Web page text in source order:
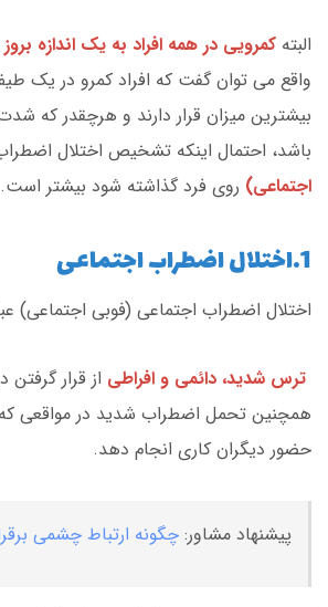
البته کمرویی در همه افراد به یک اندازه
واقع می توان گفت که افراد کمرو در یک
بیشترین میزان قرار دارند و هرچقدر که
باشد، احتمال اینکه تشخیص اختلال
اجتماعی) روی فرد گذاشته شود بیشتر است.
1.اختلال اضطراب اجتماعی
اختلال اضطراب اجتماعی (فوبی اجتماعی)
ترس شدید، دائمی و افراطی از قرار
همچنین تحمل اضطراب شدید در مواقعی
حضور دیگران کاری انجام دهد.
پیشنهاد مشاور: چگونه ارتباط چشمی